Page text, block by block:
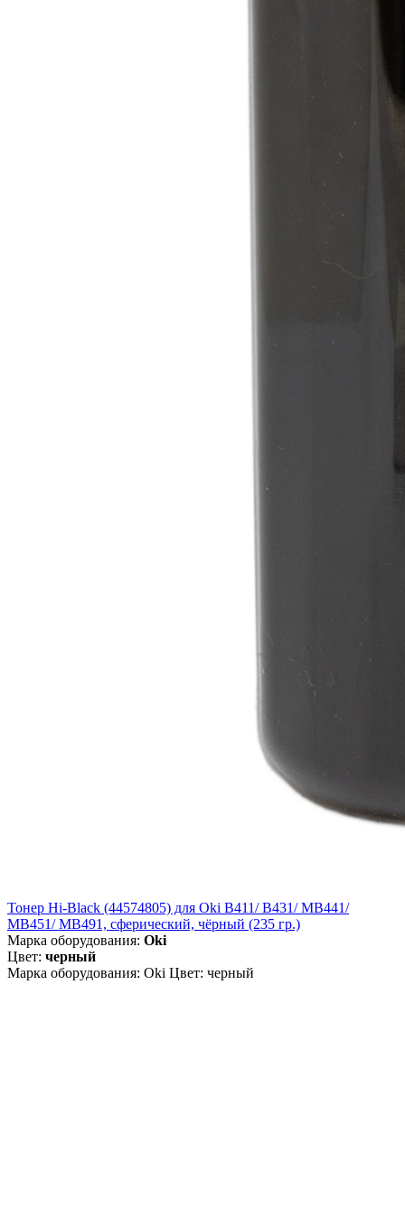
Тонер Hi-Black (44574805) для Oki B411/ B431/ MB441/
MB451/ MB491, сферический, чёрный (235 гр.)
Марка оборудования: Oki
Цвет: черный
Марка оборудования: Oki Цвет: черный